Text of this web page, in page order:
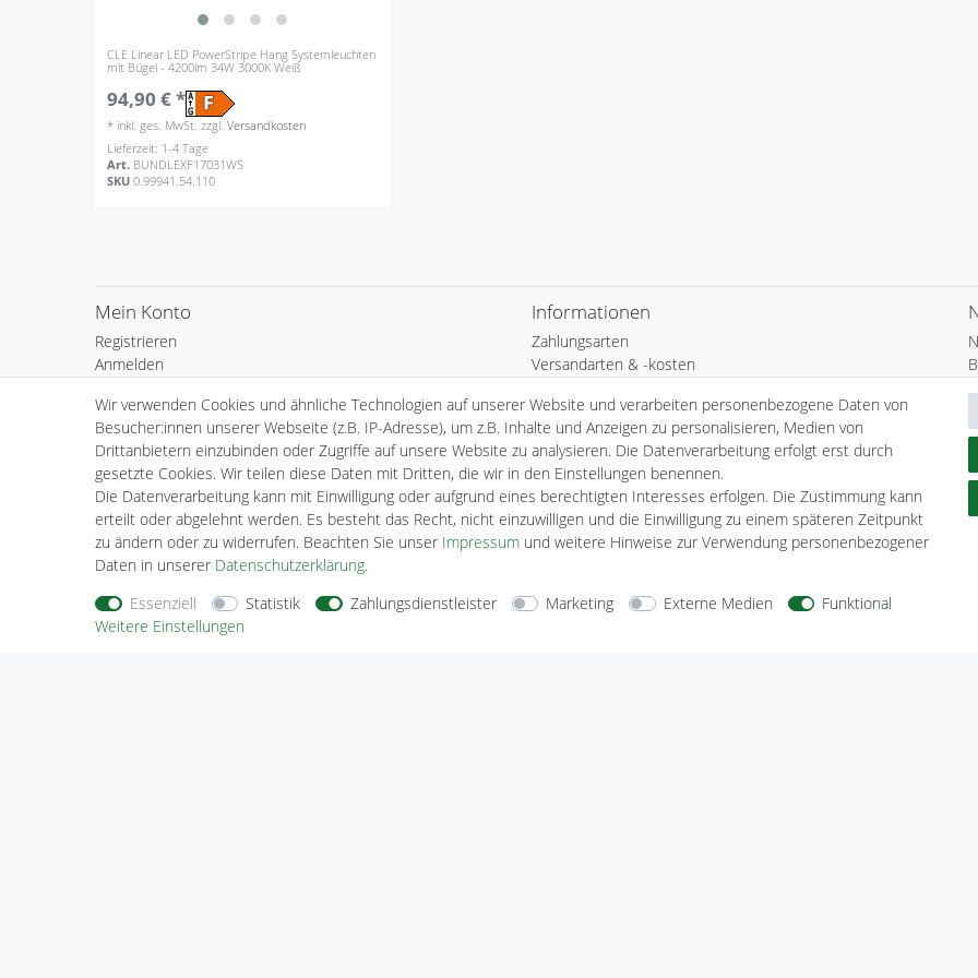
CLE Linear LED PowerStripe Hang Systemleuchten
mit Bügel - 4200lm 34W 3000K Weiß
94,90 € *
* inkl. ges. MwSt. zzgl.Versandkosten
Lieferzeit: 1-4 Tage
Art. BUNDLEXF17031WS
SKU0.99941.54.110
Mein Konto
Registrieren
Anmelden
Kasse
Wunschliste
Informationen
Zahlungsarten
Versandarten & -kosten
Nehmen SieKontaktmit uns auf
Wir verwenden Cookies und ähnliche Technologien auf unserer Website und verarbeiten personenbezogene Daten von
Besucher:innen unserer Webseite (z.B. IP-Adresse), um z.B. Inhalte und Anzeigen zu personalisieren, Medien von
Drittanbietern einzubinden oder Zugriffe auf unsere Website zu analysieren. Die Datenverarbeitung erfolgt erst durch
gesetzte Cookies. Wir teilen diese Daten mit Dritten, die wir in den Einstellungen benennen.
Die Datenverarbeitung kann mit Einwilligung oder aufgrund eines berechtigten Interesses erfolgen. Die Zustimmung kann
erteilt oder abgelehnt werden. Es besteht das Recht, nicht einzuwilligen und die Einwilligung zu einem späteren Zeitpunkt
zu ändern oder zu widerrufen. Beachten Sie unser Impressum und weitere Hinweise zur Verwendung personenbezogener
Daten in unserer Daten­schutz­erklärung.
Essenziell
Statistik Zahlungsdienstleister Marketing Externe Medien
Funktional
Weitere Einstellungen